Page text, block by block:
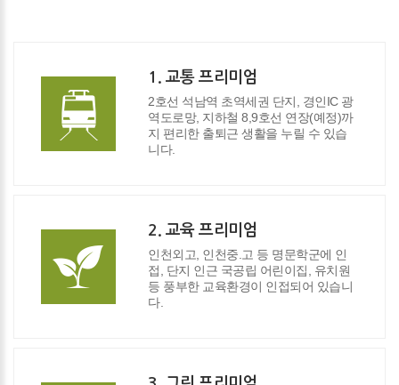
1. 교통 프리미엄
2호선 석남역 초역세권 단지, 경인IC 광
역도로망, 지하철 8,9호선 연장(예정)까
지 편리한 출퇴근 생활을 누릴 수 있습
니다.
2. 교육 프리미엄
인천외고, 인천중.고 등 명문학군에 인
접, 단지 인근 국공립 어린이집, 유치원
등 풍부한 교육환경이 인접되어 있습니
다.